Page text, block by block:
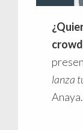
lanza
Anaya.